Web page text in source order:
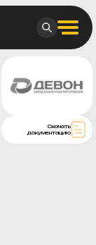
Скачать
документацию